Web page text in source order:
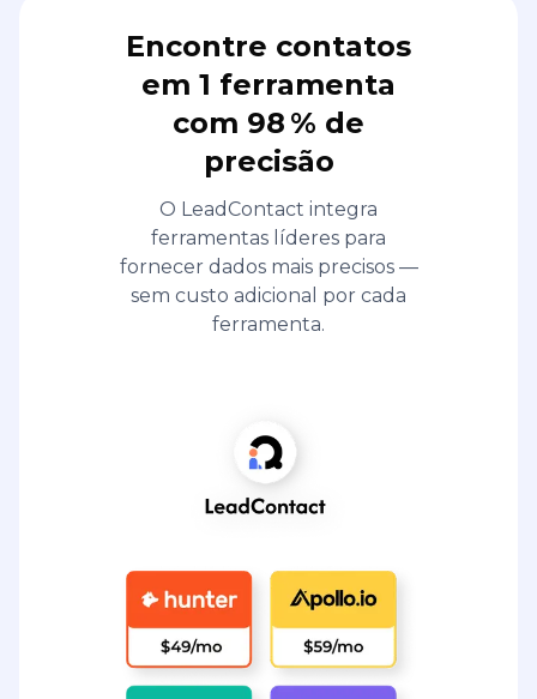
Encontre contatos
em 1 ferramenta
com 98 % de
precisão
O LeadContact integra
ferramentas líderes para
fornecer dados mais precisos —
sem custo adicional por cada
ferramenta.